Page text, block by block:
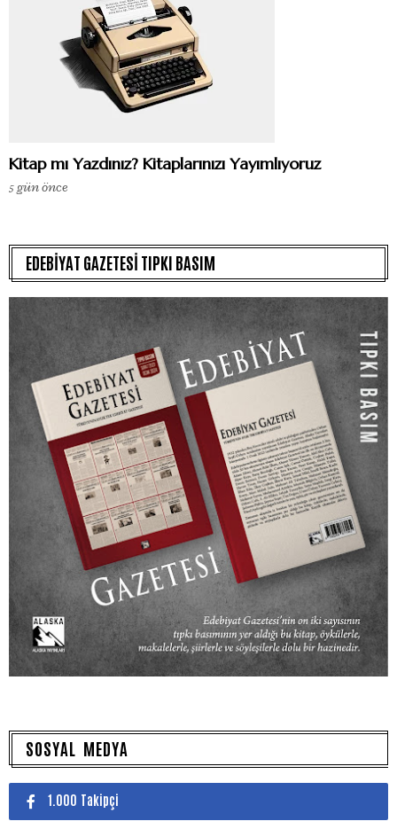
Kitap mı Yazdınız? Kitaplarınızı Yayımlıyoruz
5 gün önce
EDEBİYAT GAZETESİ TIPKI BASIM
SOSYAL MEDYA
1.000 Takipçi